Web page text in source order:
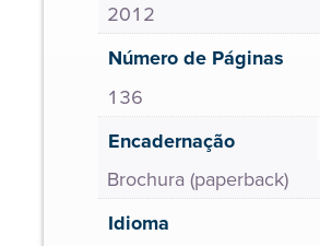
2012
Número de Páginas
136
Encadernação
Brochura (paperback)
Idioma